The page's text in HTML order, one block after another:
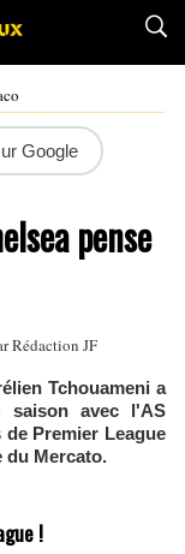
Google
pense
Rédaction JF
Tchouameni a
saison avec l'AS
Premier League
du Mercato.
!